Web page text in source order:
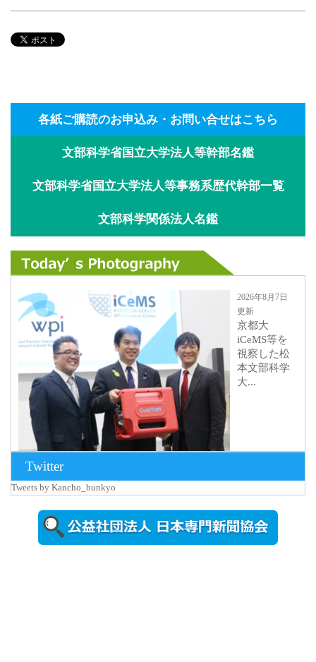
各紙ご購読のお申込み・お問い合せはこちら
文部科学省国立大学法人等幹部名鑑
文部科学省国立大学法人等事務系歴代幹部一覧
文部科学関係法人名鑑
2026年8月7日
更新
京都大
iCeMS等を
視察した松
本文部科学
大...
2026年8月5日
更新
農工大で大
Twitter
Tweets by Kancho_bunkyo